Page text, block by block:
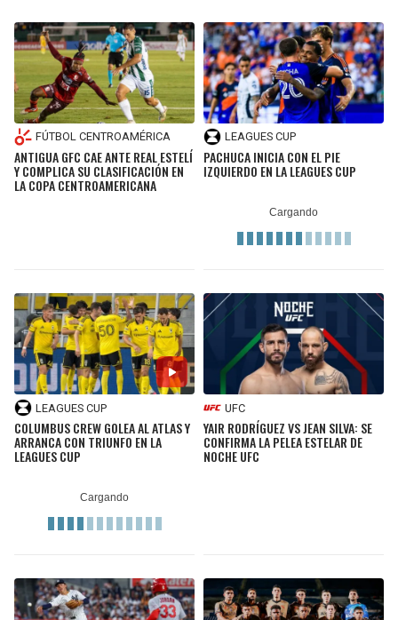
FÚTBOL CENTROAMÉRICA
ANTIGUA GFC CAE ANTE REAL ESTELÍ
Y COMPLICA SU CLASIFICACIÓN EN
LA COPA CENTROAMERICANA
LEAGUES CUP
PACHUCA INICIA CON EL PIE
IZQUIERDO EN LA LEAGUES CUP
LEAGUES CUP
COLUMBUS CREW GOLEA AL ATLAS Y
ARRANCA CON TRIUNFO EN LA
LEAGUES CUP
UFC
YAIR RODRÍGUEZ VS JEAN SILVA: SE
CONFIRMA LA PELEA ESTELAR DE
NOCHE UFC